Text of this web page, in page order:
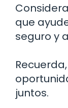
que
seguro y
juntos.